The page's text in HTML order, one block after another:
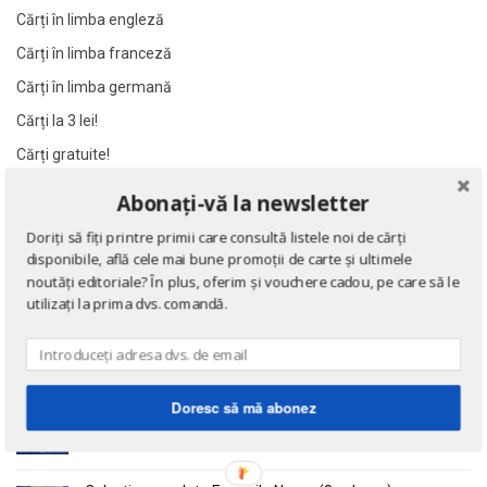
Al James
Al. Alexianu
Al. Caprariu
Alain Besancon
Alain Bombard
Alain Danielou
Alain Lallemand
Alain Manevy
Alan Dean Foster
Al James
Al. Alexianu
Al. Caprariu
Alain Besancon
Alain Bombard
Alain Danielou
Alain Lallemand
Alain Manevy
Alan Dean Foster
Cărți în limba engleză
Cărți în limba franceză
Cărți în limba germană
Cărți la 3 lei!
Cărți gratuite!
Eseuri
de Emil Cioran
Doctrina sau Cele patru carti clasice ale Chinei
Abonați-vă la newsletter
Doriți să fiți printre primii care consultă listele noi de cărți
disponibile, află cele mai bune promoții de carte și ultimele
noutăți editoriale? În plus, oferim și vouchere cadou, pe care să le
utilizați la prima dvs. comandă.
Doresc să mă abonez